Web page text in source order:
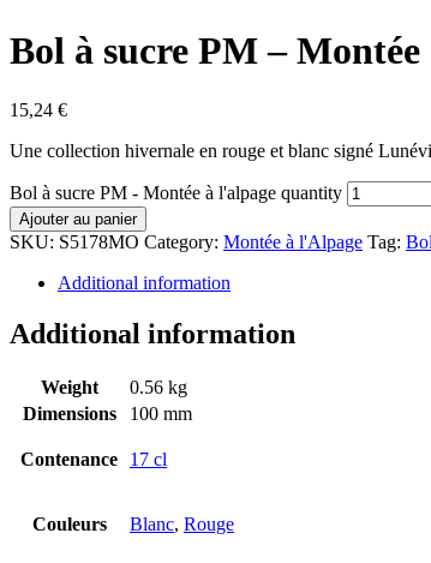
Bol à sucre PM – Montée
15,24 €
Une collection hivernale en rouge et blanc signé
Bol à sucre PM - Montée à l'alpage quantity
Ajouter au panier
SKU: S5178MO Category: Montée à l'Alpage Tag:
Additional information
Additional information
Weight
0.56 kg
Dimensions
100 mm
Contenance 17 cl
Couleurs Blanc, Rouge